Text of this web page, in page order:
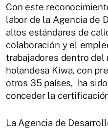
Con este
labor de la Agencia de
altos estándares de
colaboración y el
trabajadores dentro del
holandesa Kiwa, con
otros 35 países, ha
conceder la
La Agencia de